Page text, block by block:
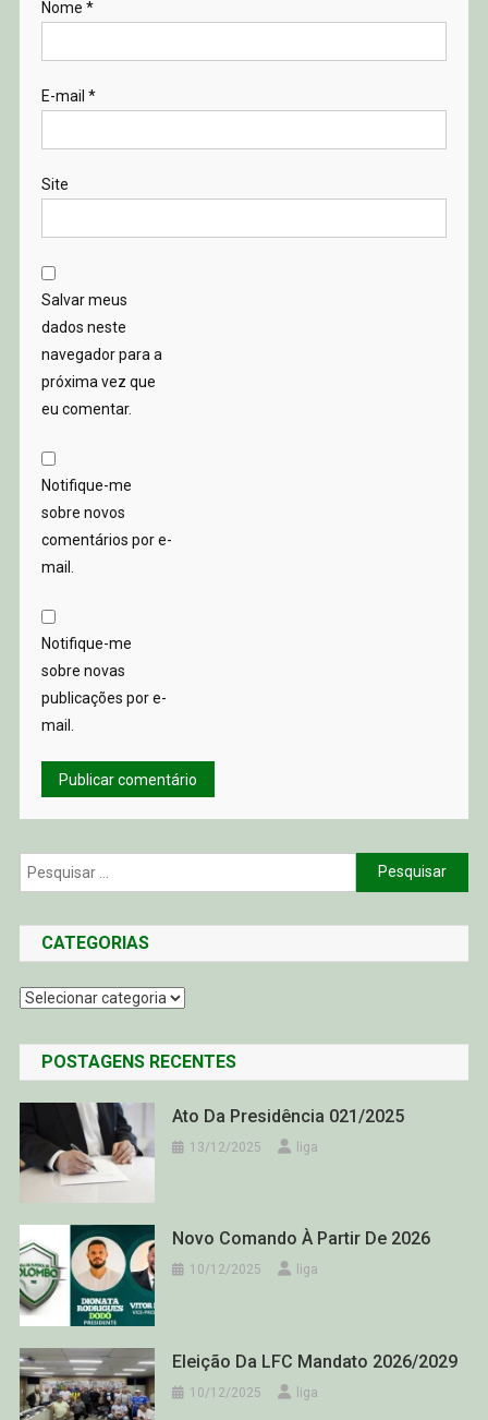
Nome *
E-mail *
Site
Salvar meus
dados neste
navegador para a
próxima vez que
eu comentar.
Notifique-me
sobre novos
comentários por e-
mail.
Notifique-me
sobre novas
publicações por e-
mail.
Pesquisar
por:
CATEGORIAS
Categorias
POSTAGENS RECENTES
Ato Da Presidência 021/2025
13/12/2025 liga
Novo Comando À Partir De 2026
10/12/2025 liga
Eleição Da LFC Mandato 2026/2029
10/12/2025 liga